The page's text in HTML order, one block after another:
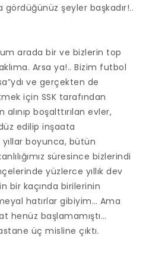
gördüğünüz şeyler başkadır!..
arada bir ve bizlerin top
Arsa ya!.. Bizim futbol
ve gerçekten de
için SSK tarafından
boşalttırılan evler,
edilip inşaata
boyunca, bütün
süresince bizlerindi
yüzlerce yıllık dev
bir kaçında birilerinin
hatırlar gibiyim… Ama
henüz başlamamıştı…
üç misline çıktı.